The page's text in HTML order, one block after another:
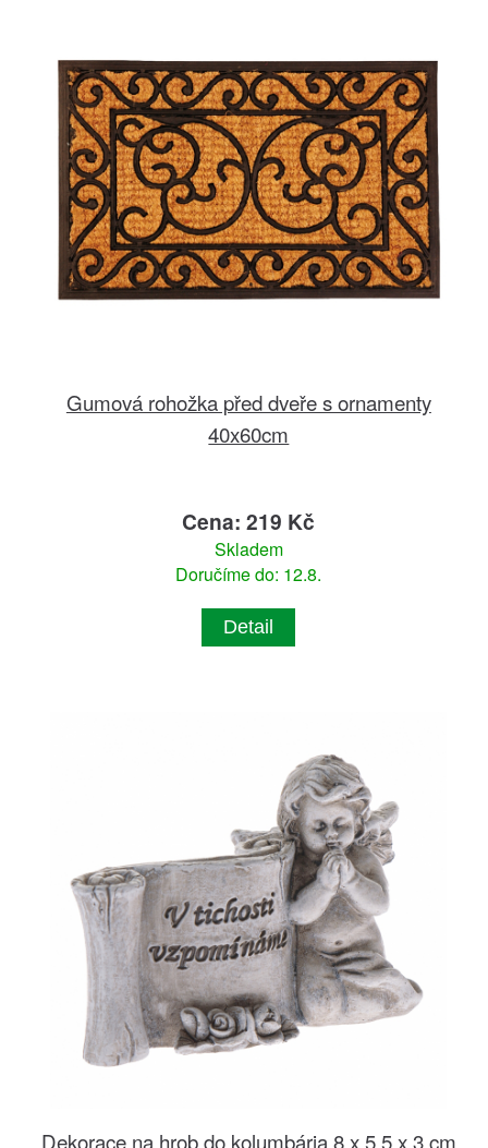
Gumová rohožka před dveře s ornamenty
40x60cm
Cena: 219 Kč
Skladem
Doručíme do: 12.8.
Detail
Dekorace na hrob do kolumbária 8 x 5,5 x 3 cm